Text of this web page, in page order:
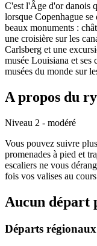
C'est l'Âge d'or danois
lorsque Copenhague
beaux monuments :
une croisière sur les
Carlsberg et une
musée Louisiana et ses
musées du monde sur
A propos du
Niveau 2 - modéré
Vous pouvez suivre
promenades à pied et
escaliers ne vous
fois vos valises au
Aucun départ
Départs